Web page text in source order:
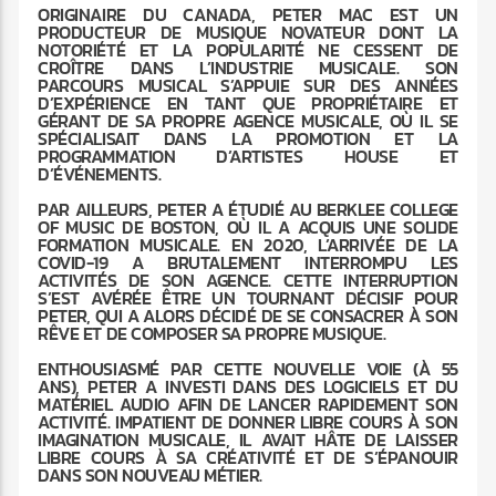
Radio Marrakech
ORIGINAIRE DU CANADA, PETER MAC EST UN
PRODUCTEUR DE MUSIQUE NOVATEUR DONT LA
NOTORIÉTÉ ET LA POPULARITÉ NE CESSENT DE
CROÎTRE DANS L’INDUSTRIE MUSICALE. SON
PARCOURS MUSICAL S’APPUIE SUR DES ANNÉES
D’EXPÉRIENCE EN TANT QUE PROPRIÉTAIRE ET
GÉRANT DE SA PROPRE AGENCE MUSICALE, OÙ IL SE
SPÉCIALISAIT DANS LA PROMOTION ET LA
PROGRAMMATION D’ARTISTES HOUSE ET
D’ÉVÉNEMENTS.
PAR AILLEURS, PETER A ÉTUDIÉ AU BERKLEE COLLEGE
OF MUSIC DE BOSTON, OÙ IL A ACQUIS UNE SOLIDE
FORMATION MUSICALE. EN 2020, L’ARRIVÉE DE LA
COVID-19 A BRUTALEMENT INTERROMPU LES
ACTIVITÉS DE SON AGENCE. CETTE INTERRUPTION
S’EST AVÉRÉE ÊTRE UN TOURNANT DÉCISIF POUR
PETER, QUI A ALORS DÉCIDÉ DE SE CONSACRER À SON
RÊVE ET DE COMPOSER SA PROPRE MUSIQUE.
ENTHOUSIASMÉ PAR CETTE NOUVELLE VOIE (À 55
ANS), PETER A INVESTI DANS DES LOGICIELS ET DU
MATÉRIEL AUDIO AFIN DE LANCER RAPIDEMENT SON
ACTIVITÉ. IMPATIENT DE DONNER LIBRE COURS À SON
IMAGINATION MUSICALE, IL AVAIT HÂTE DE LAISSER
LIBRE COURS À SA CRÉATIVITÉ ET DE S’ÉPANOUIR
DANS SON NOUVEAU MÉTIER.